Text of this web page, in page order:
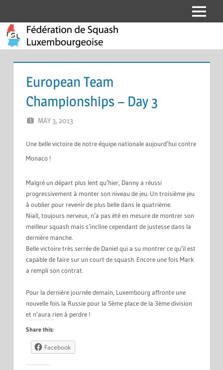
to
content
Fédération
de
Squash
Luxembourgeoise
Menu
European Team
Championships – Day 3
MAY 3, 2013
Une belle victoire de notre équipe nationale aujourd’hui contre
Monaco !
Malgré un départ plus lent qu’hier, Danny a réussi
progressivement à monter son niveau de jeu. Un troisième jeu
à oublier pour revenir de plus belle dans le quatrième.
Niall, toujours nerveux, n’a pas été en mesure de montrer son
meilleur squash mais s’incline cependant de justesse dans la
dernière manche.
Belle victoire très serrée de Daniel qui a su montrer ce qu’il est
capable de faire sur un court de squash. Encore une fois Mark
a rempli son contrat.
Pour la dernière journée demain, Luxembourg affronte une
nouvelle fois la Russie pour la 5ème place de la 3ème division
et n’aura rien à perdre !
Share this:
Facebook